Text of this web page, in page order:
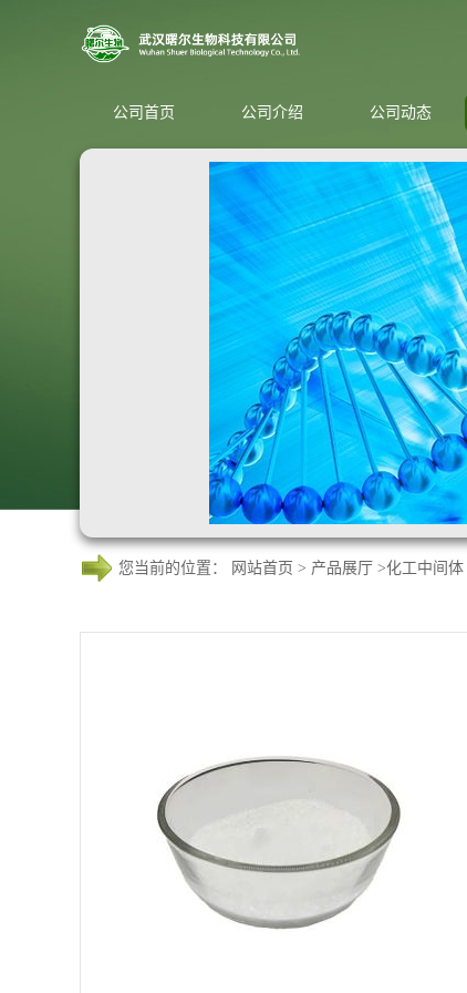
公司首页 公司介绍 公司动态
您当前的位置： 网站首页 > 产品展厅 >化工中间体